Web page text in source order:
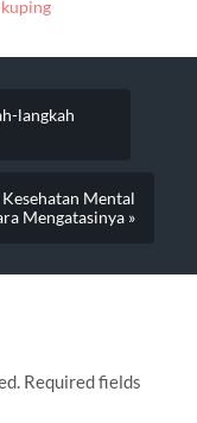
langkah
Mental
Mengatasinya »
Required fields